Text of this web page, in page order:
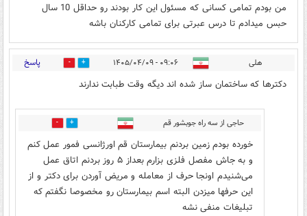
من بودم تمامی کسانی که مسئول این کار بودند رو حداقل 10 سال
حبس میدادم تا درس عبرتی برای تمامی کارکنان باشه
هلی ۰۹:۰۶ - ۱۴۰۵/۰۴/۰۹ 13 پاسخ
دکترها که ساختمان ساز شده اند دیگه وقت طبابت ندارند
حاجی از سه راه جوبشور قم 1
خورده بودم زمین بردنم بیمارستان قم اورژانسی فمور عمل کنم
و به جاش مفصل فلزی بزارم بعداز ۵ روز بردنم اتاق عمل
می‌شنیدم اونجا حرف از معامله و مریض آوردن برای دکتر و از
این حرفها میزدن البته اسم بیمارستان رو مخصوصا نگفتم که
تبلیغات منفی نشه